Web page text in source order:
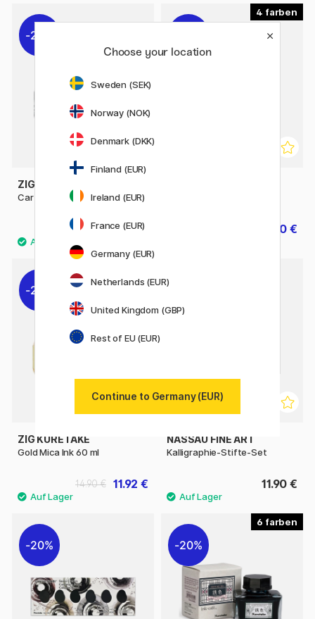
20%
ZIG KURETAKE
Cartoonist Ink 60 ml Black
5.60 €
7 €
4
10.80 €
20%
ZIG KURETAKE
Gold Mica Ink 60 ml
11.92 €
14.90 €
NASSAU FINE ART
Kalligraphie-Stifte-Set
11.90 €
20%
6
20%
Choose your location
Sweden (SEK)
Norway (NOK)
Denmark (DKK)
Finland (EUR)
Ireland (EUR)
France (EUR)
Germany (EUR)
Netherlands (EUR)
United Kingdom (GBP)
Rest of EU (EUR)
Continue to Germany (EUR)